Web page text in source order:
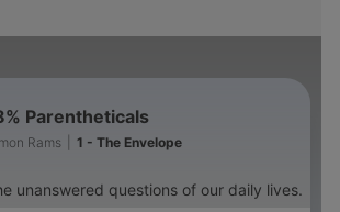
Parentheticals
Rams 1 - The Envelope
unanswered questions of our daily lives.